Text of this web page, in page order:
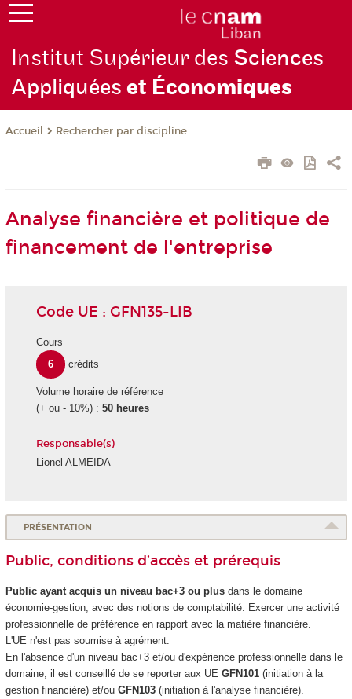
Institut Supérieur des Sciences
Appliquéeset Économiques
Accueil Rechercher par discipline
Analyse financière et politique de
financement de l'entreprise
Code UE : GFN135-LIB
Cours
6
crédits
Volume horaire de référence
(+ ou - 10%) : 50 heures
Responsable(s)
Lionel ALMEIDA
PRÉSENTATION
Public, conditions d’accès et prérequis
Public ayant acquis un niveau bac+3 ou plusdans le domaine
économie-gestion, avec des notions de comptabilité. Exercer une activité
professionnelle de préférence en rapport avec la matière financière.
L'UE n'est pas soumise à agrément.
En l'absence d'un niveau bac+3 et/ou d'expérience professionnelle dans le
domaine, il est conseillé de se reporter aux UE GFN101(initiation à la
gestion financière) et/ou GFN103(initiation à l'analyse financière).